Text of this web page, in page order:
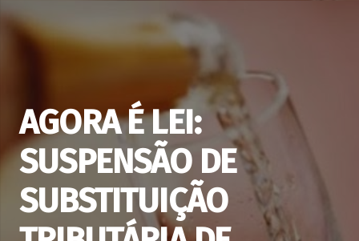
AGORA É LEI:
SUSPENSÃO DE
SUBSTITUIÇÃO